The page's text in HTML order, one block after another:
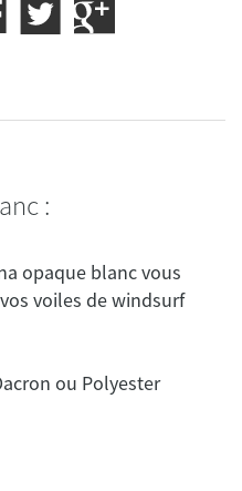
:
opaque blanc vous
voiles de windsurf
ou Polyester